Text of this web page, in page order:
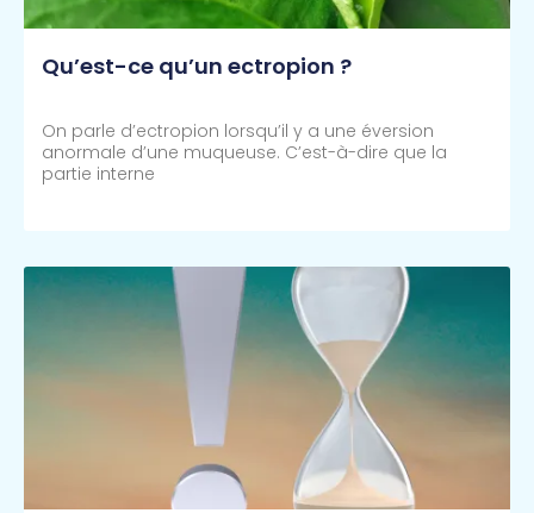
Qu’est-ce qu’un ectropion ?
On parle d’ectropion lorsqu’il y a une éversion
anormale d’une muqueuse. C’est-à-dire que la
partie interne